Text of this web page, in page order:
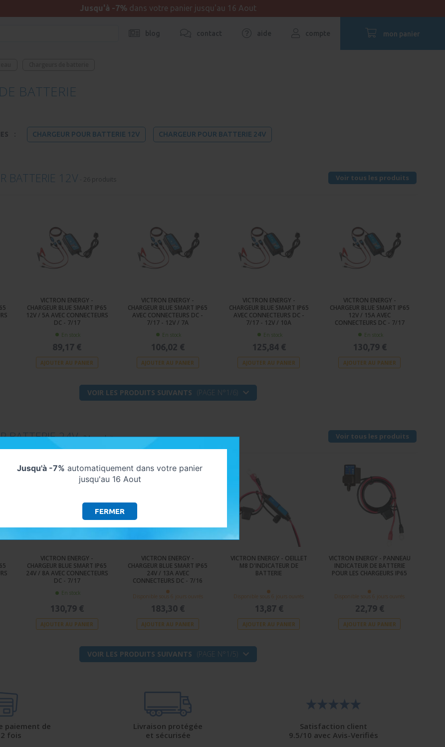
Jusqu'à -7%dans votre panier jusqu'au 16 Aout
blog contact aide compte mon panier
BATTERIE
: CHARGEUR POUR BATTERIE 12V CHARGEUR POUR BATTERIE 24V
BATTERIE 12V 26 produits Voir tous les produits
VICTRON ENERGY -
CHARGEUR BLUE SMART IP65
12V / 5A AVEC CONNECTEURS
DC - 7/17
En stock
89,17 €
AJOUTER AU PANIER
VICTRON ENERGY -
CHARGEUR BLUE SMART IP65
AVEC CONNECTEURS DC -
7/17 - 12V / 7A
En stock
106,02 €
AJOUTER AU PANIER
VICTRON ENERGY -
CHARGEUR BLUE SMART IP65
AVEC CONNECTEURS DC -
7/17 - 12V / 10A
En stock
125,84 €
AJOUTER AU PANIER
VICTRON ENERGY -
CHARGEUR BLUE SMART IP65
12V / 15A AVEC
CONNECTEURS DC - 7/17
En stock
130,79 €
AJOUTER AU PANIER
VOIR LES PRODUITS SUIVANTS (PAGE N°1/6)
BATTERIE 24V-24 produits Voir tous les produits
VICTRON ENERGY -
CHARGEUR BLUE SMART IP65
24V / 8A AVEC CONNECTEURS
DC - 7/17
En stock
130,79 €
AJOUTER AU PANIER
VICTRON ENERGY -
CHARGEUR BLUE SMART IP65
24V / 13A AVEC
CONNECTEURS DC - 7/16
Disponible sous 6 jours ouvrés
183,30 €
AJOUTER AU PANIER
VICTRON ENERGY - OEILLET
M8 D'INDICATEUR DE
BATTERIE
Disponible sous 6 jours ouvrés
13,87 €
AJOUTER AU PANIER
VICTRON ENERGY - PANNEAU
INDICATEUR DE BATTERIE
POUR LES CHARGEURS IP65
Disponible sous 6 jours ouvrés
22,79 €
AJOUTER AU PANIER
VOIR LES PRODUITS SUIVANTS (PAGE N°1/5)
paiement de
fois
Livraison protégée
et sécurisée
Satisfaction client
9.5/10 avec Avis-Verifiés
Jusqu'à -7% automatiquement dans votre panier
jusqu'au 16 Aout
FERMER